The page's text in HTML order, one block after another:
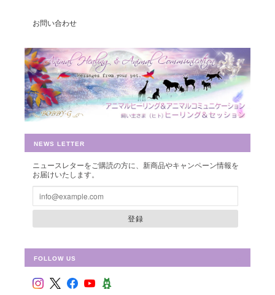
豊かさを受け取る♪豊かさ・豊かさの循環／エネルギーカード
2019/07/26
早速お財布に入れさせて頂きました。 ありがとうございました。
2018/10/08
2018/09/09
お問い合わせ
NEWS LETTER
ニュースレターをご購読の方に、新商品やキャンペーン情報を
お届けいたします。
登録
FOLLOW US